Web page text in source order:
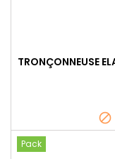
TRONÇONNEUSE

Pack